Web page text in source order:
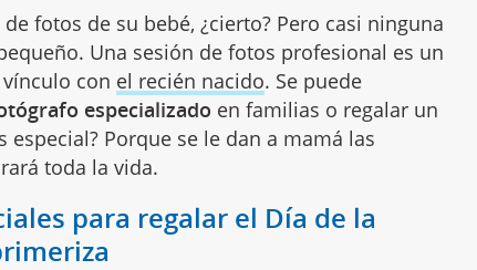
fotos de su bebé, ¿cierto? Pero casi ninguna
Una sesión de fotos profesional es un
con el recién nacido. Se puede
especializado en familias o regalar un
especial? Porque se le dan a mamá las
toda la vida.
para regalar el Día de la